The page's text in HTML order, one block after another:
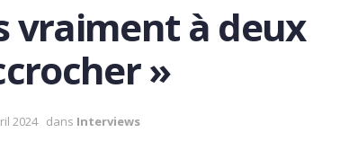
vraiment à deux
»
2024 dans Interviews